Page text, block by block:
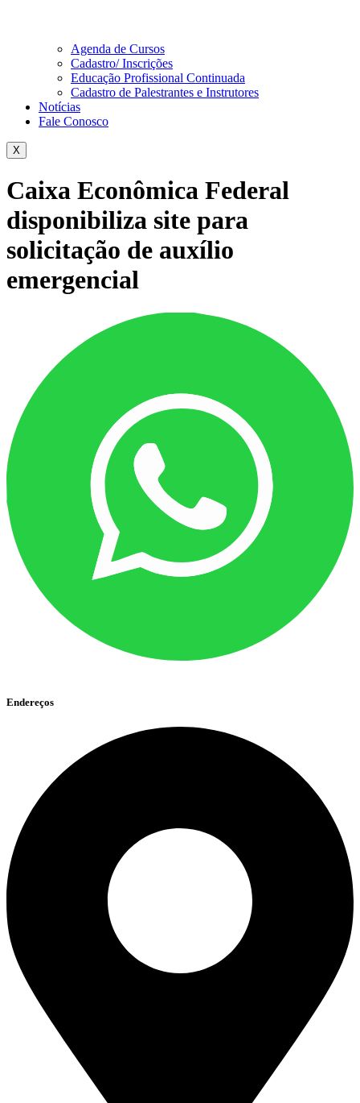
Agenda de Cursos
Cadastro/ Inscrições
Educação Profissional Continuada
Cadastro de Palestrantes e Instrutores
Notícias
Fale Conosco
X
Caixa Econômica Federal
disponibiliza site para
solicitação de auxílio
emergencial
Endereços